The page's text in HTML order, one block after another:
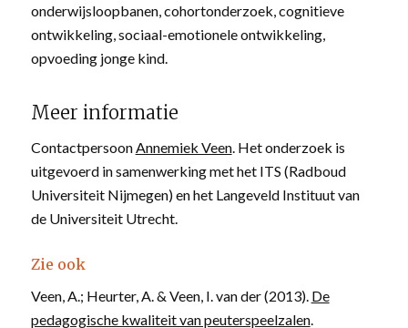
onderwijsloopbanen, cohortonderzoek, cognitieve
ontwikkeling, sociaal-emotionele ontwikkeling,
opvoeding jonge kind.
Meer informatie
Contactpersoon Annemiek Veen. Het onderzoek is
uitgevoerd in samenwerking met het ITS (Radboud
Universiteit Nijmegen) en het Langeveld Instituut van
de Universiteit Utrecht.
Zie ook
Veen, A.; Heurter, A. & Veen, I. van der (2013). De
pedagogische kwaliteit van peuterspeelzalen.